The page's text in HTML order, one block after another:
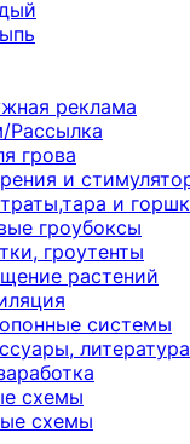
реклама
Рассылка
грова
и
и
гроубоксы
гроутенты
растений
системы
литература
схемы
схемы